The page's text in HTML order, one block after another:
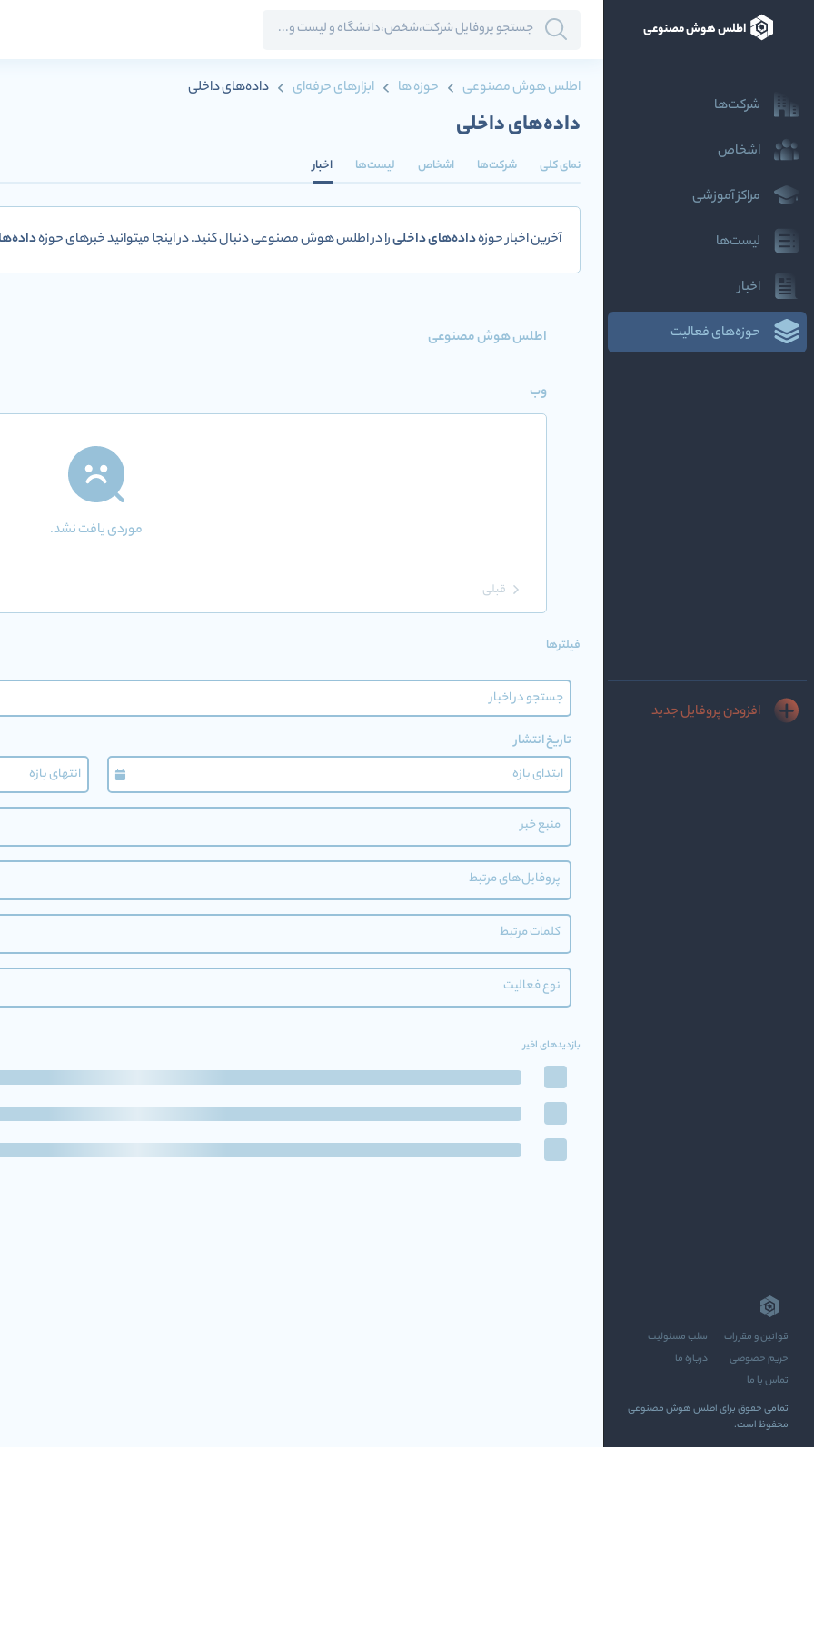
اطلس هوش مصنوعی
شرکت‌ها
اشخاص
مراکز آموزشی
لیست‌ها
اخبار
حوزه‌های فعالیت
افزودن پروفایل جدید
قوانین و مقررات
سلب مسئولیت
حریم خصوصی
درباره ما
تماس با ما
تمامی حقوق برای اطلس هوش مصنوعی
محفوظ است.
اطلس هوش مصنوعی حوزه ها ابزارهای حرفه‌ای داده‌های داخلی
داده‌های داخلی
نمای کلی شرکت‌ها اشخاص لیست‌ها اخبار
آخرین اخبار حوزهداده‌های داخلیرا در اطلس هوش مصنوعی دنبال کنید. در اینجا میتوانید خبرهای حوزه
اطلس هوش مصنوعی
وب
موردی یافت نشد.
قبلی
فیلترها
تاریخ انتشار
منبع خبر
پروفایل‌های مرتبط
کلمات مرتبط
نوع فعالیت
بازدیدهای اخیر